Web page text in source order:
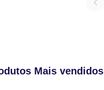
Mais vendidos